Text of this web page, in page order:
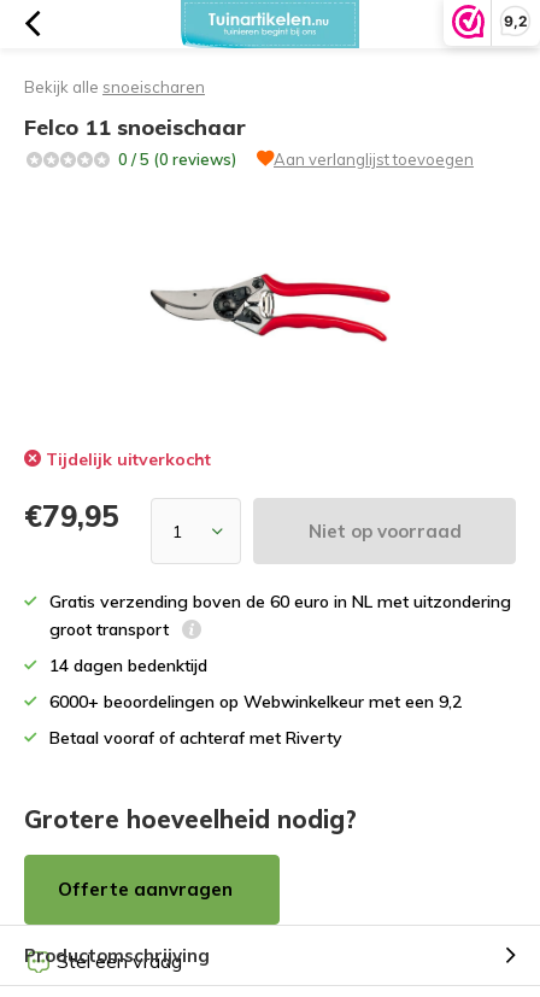
9,2
Bekijk alle snoeischaren
Felco 11 snoeischaar
0 / 5 (0 reviews) Aan verlanglijst toevoegen
Tijdelijk uitverkocht
€79,95 Niet op voorraad
Gratis verzending boven de 60 euro in NL met uitzondering
groot transport
14 dagen bedenktijd
6000+ beoordelingen op Webwinkelkeur met een 9,2
Betaal vooraf of achteraf met Riverty
Grotere hoeveelheid nodig?
Offerte aanvragen
Stel een vraag
Productomschrijving